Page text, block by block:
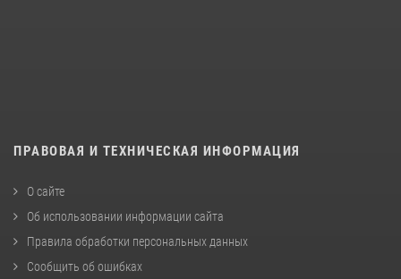
ПРАВОВАЯ И ТЕХНИЧЕСКАЯ ИНФОРМАЦИЯ
О сайте
Об использовании информации сайта
Правила обработки персональных данных
Сообщить об ошибках